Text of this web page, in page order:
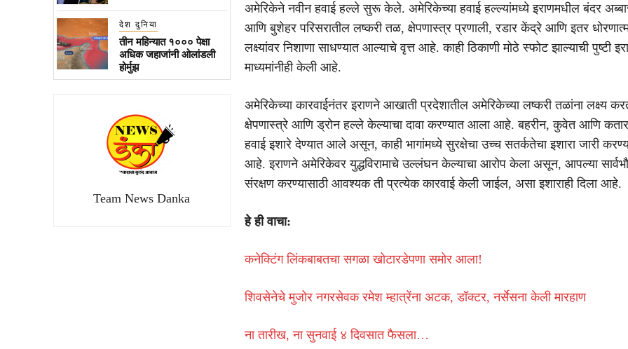
देश दुनिया
तीन महिन्यात १००० पेक्षा
अधिक जहाजांनी ओलांडली
होर्मुझ
Team News Danka
अमेरिकेने नवीन हवाई हल्ले सुरू केले. अमेरिकेच्या हवाई हल्ल्यांमध्ये इराणमधील बंदर
आणि बुशेहर परिसरातील लष्करी तळ, क्षेपणास्त्र प्रणाली, रडार केंद्रे आणि इतर
लक्ष्यांवर निशाणा साधण्यात आल्याचे वृत्त आहे. काही ठिकाणी मोठे स्फोट झाल्याची पुष्टी
माध्यमांनीही केली आहे.
अमेरिकेच्या कारवाईनंतर इराणने आखाती प्रदेशातील अमेरिकेच्या लष्करी तळांना लक्ष्य
क्षेपणास्त्रे आणि ड्रोन हल्ले केल्याचा दावा करण्यात आला आहे. बहरीन, कुवेत आणि कतार
हवाई इशारे देण्यात आले असून, काही भागांमध्ये सुरक्षेचा उच्च सतर्कतेचा इशारा जारी
आहे. इराणने अमेरिकेवर युद्धविरामाचे उल्लंघन केल्याचा आरोप केला असून, आपल्या
संरक्षण करण्यासाठी आवश्यक ती प्रत्येक कारवाई केली जाईल, असा इशाराही दिला आहे.
हे ही वाचा:
कनेक्टिंग लिंकबाबतचा सगळा खोटारडेपणा समोर आला!
शिवसेनेचे मुजोर नगरसेवक रमेश म्हात्रेंना अटक, डॉक्टर, नर्सेसना केली मारहाण
ना तारीख, ना सुनवाई ४ दिवसात फैसला…